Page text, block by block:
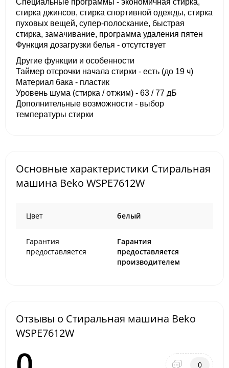
Специальные программы - экономичная стирка,
стирка джинсов, стирка спортивной одежды, стирка
пуховых вещей, супер-полоскание, быстрая
стирка, замачивание, программа удаления пятен
Функция дозагрузки белья - отсутствует
Другие функции и особенности
Таймер отсрочки начала стирки - есть (до 19 ч)
Материал бака - пластик
Уровень шума (стирка / отжим) - 63 / 77 дБ
Дополнительные возможности - выбор
температуры стирки
Основные характеристики Стиральная
машина Beko WSPE7612W
Цвет белый
Гарантия
предоставляется
Гарантия
предоставляется
производителем
Отзывы о Стиральная машина Beko
WSPE7612W
0